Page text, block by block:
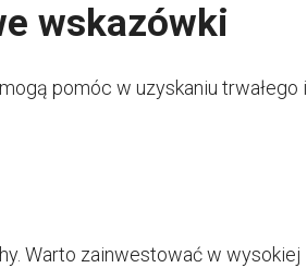
wskazówki
pomóc w uzyskaniu trwałego i
Warto zainwestować w wysokiej